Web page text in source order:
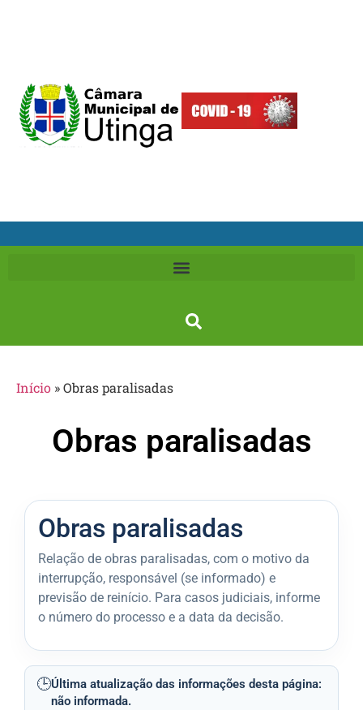
Início »Obras paralisadas
Obras paralisadas
Obras paralisadas
Relação de obras paralisadas, com o motivo da
interrupção, responsável (se informado) e
previsão de reinício. Para casos judiciais, informe
o número do processo e a data da decisão.
🕒Última atualização das informações desta página:
não informada.